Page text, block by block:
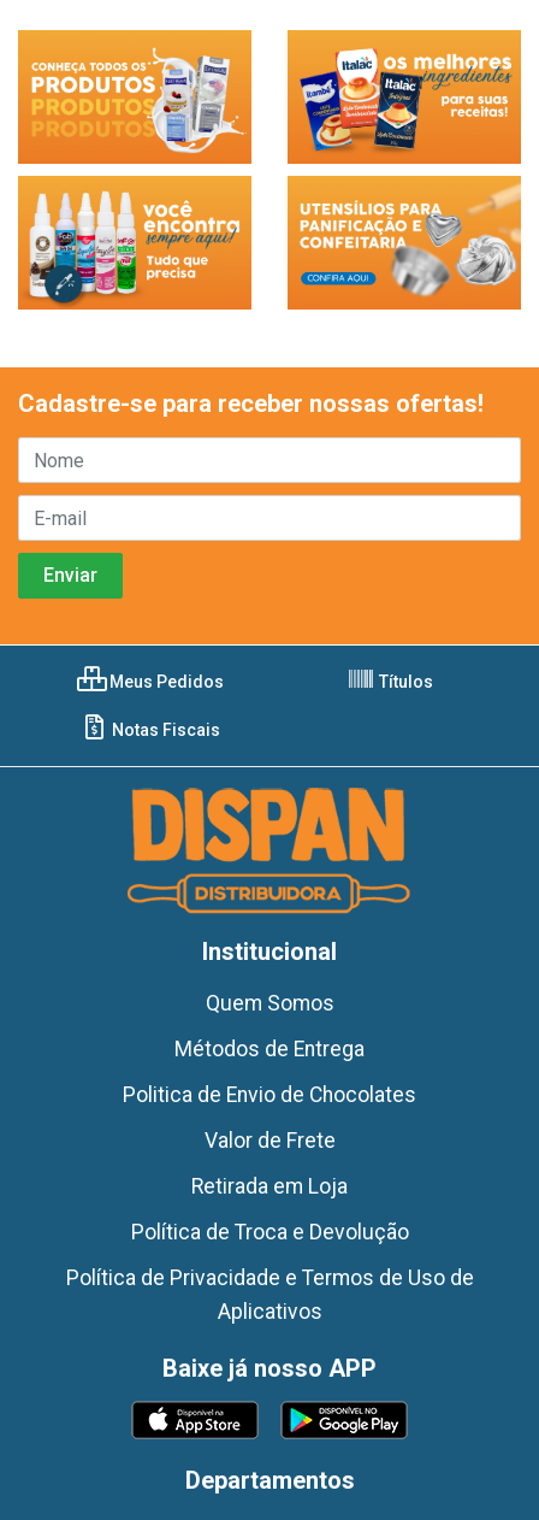
Cadastre-se para receber nossas ofertas!
Meus Pedidos Títulos
Notas Fiscais
Institucional
Quem Somos
Métodos de Entrega
Politica de Envio de Chocolates
Valor de Frete
Retirada em Loja
Política de Troca e Devolução
Política de Privacidade e Termos de Uso de
Aplicativos
Baixe já nosso APP
Departamentos